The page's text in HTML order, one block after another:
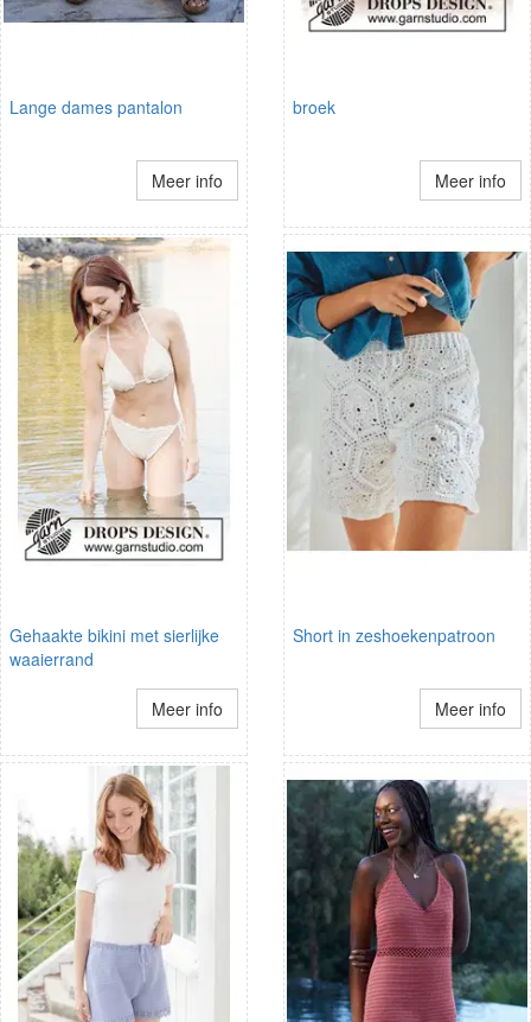
Lange dames pantalon
Meer info
broek
Meer info
Gehaakte bikini met sierlijke
waaierrand
Meer info
Short in zeshoekenpatroon
Meer info